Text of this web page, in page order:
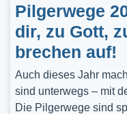
Pilgerwege
dir, zu Gott,
brechen auf!
Auch dieses Jahr
sind unterwegs – mit
Die Pilgerwege sind